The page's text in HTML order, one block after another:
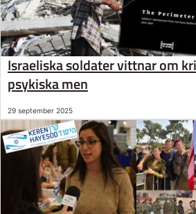
Israeliska soldater vittnar om
psykiska men
29 september 2025